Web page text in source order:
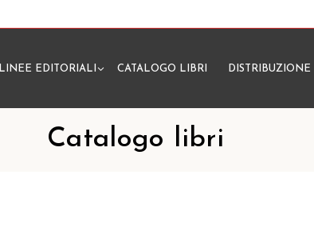
LINEE EDITORIALI CATALOGO LIBRI DISTRIBUZIONE
Catalogo libri